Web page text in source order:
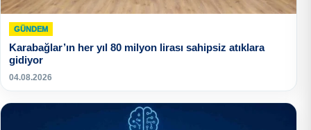
GÜNDEM
Karabağlar’ın her yıl 80 milyon lirası sahipsiz atıklara
gidiyor
04.08.2026